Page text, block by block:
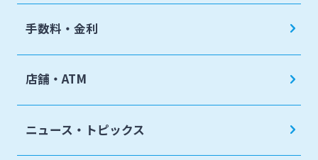
English
手数料・金利
店舗・ATM
ニュース・トピックス